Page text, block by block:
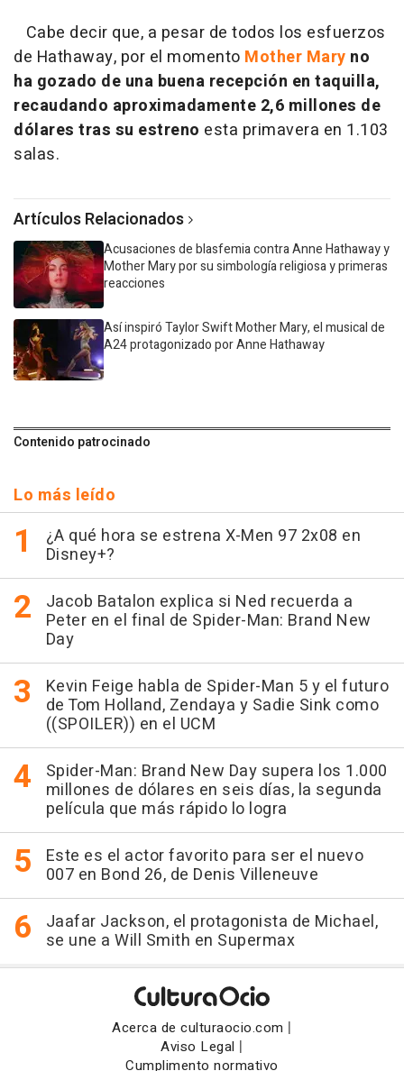
Cabe decir que, a pesar de todos los esfuerzos
de Hathaway, por el momento Mother Mary no
ha gozado de una buena recepción en taquilla,
recaudando aproximadamente 2,6 millones de
dólares tras su estreno esta primavera en 1.103
salas.
Artículos Relacionados
Acusaciones de blasfemia contra Anne Hathaway y
Mother Mary por su simbología religiosa y primeras
reacciones
Así inspiró Taylor Swift Mother Mary, el musical de
A24 protagonizado por Anne Hathaway
Contenido patrocinado
Lo más leído
¿A qué hora se estrena X-Men 97 2x08 en
Disney+?
Jacob Batalon explica si Ned recuerda a
Peter en el final de Spider-Man: Brand New
Day
Kevin Feige habla de Spider-Man 5 y el futuro
de Tom Holland, Zendaya y Sadie Sink como
((SPOILER)) en el UCM
Spider-Man: Brand New Day supera los 1.000
millones de dólares en seis días, la segunda
película que más rápido lo logra
Este es el actor favorito para ser el nuevo
007 en Bond 26, de Denis Villeneuve
Jaafar Jackson, el protagonista de Michael,
se une a Will Smith en Supermax
Acerca de culturaocio.com |
Aviso Legal |
Cumplimento normativo